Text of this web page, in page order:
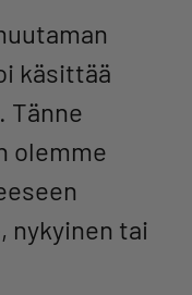
käsittää
Tänne
olemme
nykyinen tai